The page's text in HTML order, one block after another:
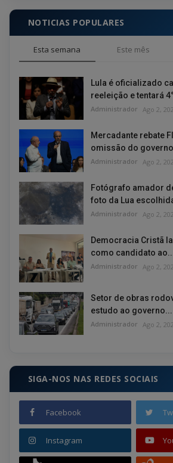
NOTICIAS POPULARES
Esta semana Este mês
Lula é oficializado
reeleição e tentará
Administrador Ago 2,
Mercadante rebate
omissão do
Administrador Ago 2,
Fotógrafo amador
foto da Lua
Administrador Ago 2,
Democracia Cristã
como candidato ao...
Administrador Ago 2,
Setor de obras
estudo ao governo...
Administrador Ago 2,
SIGA-NOS NAS REDES SOCIAIS
Facebook
Instagram